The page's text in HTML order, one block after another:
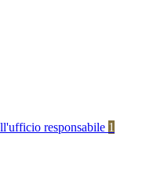
responsabile 1